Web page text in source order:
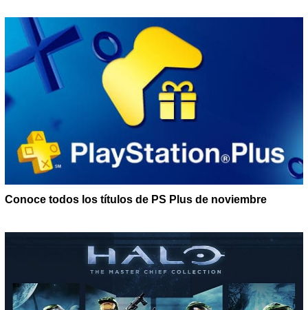
Conoce todos los títulos de PS Plus de noviembre